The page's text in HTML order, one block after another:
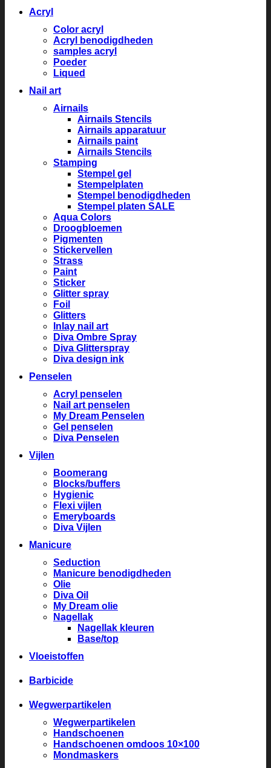
Acryl
Color acryl
Acryl benodigdheden
samples acryl
Poeder
Liqued
Nail art
Airnails
Airnails Stencils
Airnails apparatuur
Airnails paint
Airnails Stencils
Stamping
Stempel gel
Stempelplaten
Stempel benodigdheden
Stempel platen SALE
Aqua Colors
Droogbloemen
Pigmenten
Stickervellen
Strass
Paint
Sticker
Glitter spray
Foil
Glitters
Inlay nail art
Diva Ombre Spray
Diva Glitterspray
Diva design ink
Penselen
Acryl penselen
Nail art penselen
My Dream Penselen
Gel penselen
Diva Penselen
Vijlen
Boomerang
Blocks/buffers
Hygienic
Flexi vijlen
Emeryboards
Diva Vijlen
Manicure
Seduction
Manicure benodigdheden
Olie
Diva Oil
My Dream olie
Nagellak
Nagellak kleuren
Base/top
Vloeistoffen
Barbicide
Wegwerpartikelen
Wegwerpartikelen
Handschoenen
Handschoenen omdoos 10×100
Mondmaskers